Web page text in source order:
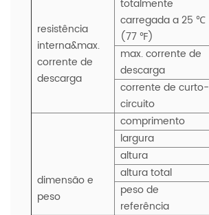
resistência
interna&max.
corrente de
descarga
totalmente
carregada a 25 ℃
(77 ℉)
max. corrente de
descarga
corrente de curto-
circuito
dimensão e
peso
comprimento
largura
altura
altura total
peso de
referência